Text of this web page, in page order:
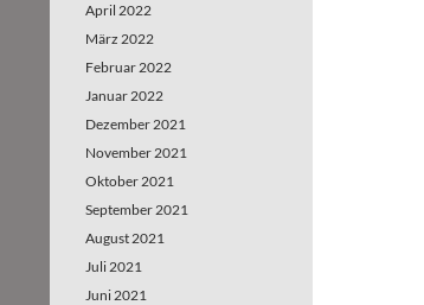
April 2022
März 2022
Februar 2022
Januar 2022
Dezember 2021
November 2021
Oktober 2021
September 2021
August 2021
Juli 2021
Juni 2021